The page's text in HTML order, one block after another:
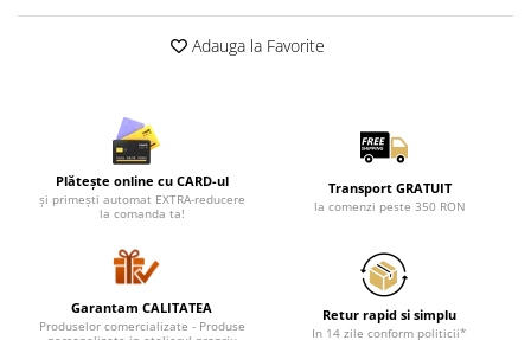
Halate si capoate
Seturi elegante femei
Umbrele
Pijamale BIG SIZE femei
Cadouri ocazii speciale
Tricouri de craciun
Adauga la Favorite
Plătește online cu CARD-ul
și primești automat EXTRA-reducere
la comanda ta!
Transport GRATUIT
la comenzi peste 350 RON
Garantam CALITATEA
Produselor comercializate - Produse
Retur rapid si simplu
In 14 zile conform politicii*